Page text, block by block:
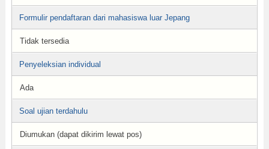
Formulir pendaftaran dari mahasiswa luar Jepang
Tidak tersedia
Penyeleksian individual
Ada
Soal ujian terdahulu
Diumukan (dapat dikirim lewat pos)